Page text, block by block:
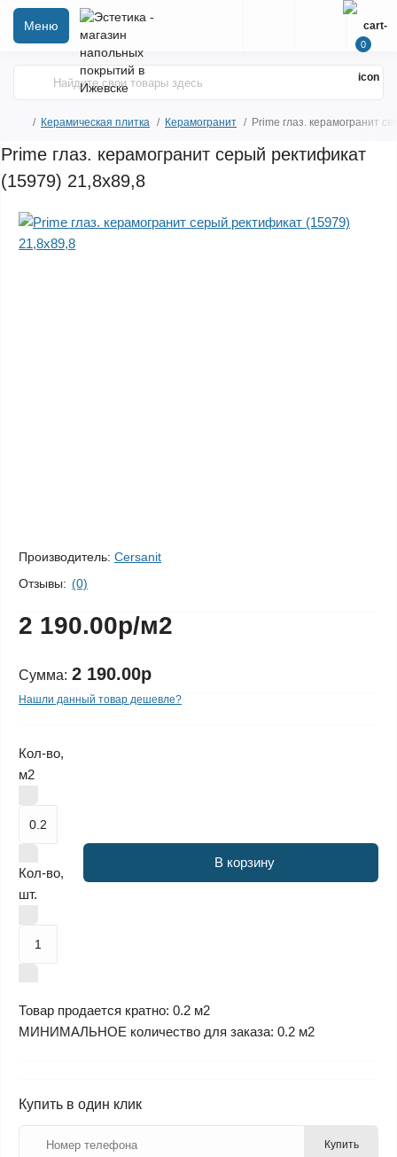
Меню
0
Керамическая плитка Керамогранит Prime глаз. керамогранит
Prime глаз. керамогранит серый ректификат
(15979) 21,8x89,8
Производитель: Cersanit
Отзывы: (0)
2 190.00р/м2
Сумма: 2 190.00р
Нашли данный товар дешевле?
Кол-во,
м2
Кол-во,
шт.
В корзину
Товар продается кратно: 0.2 м2
МИНИМАЛЬНОЕ количество для заказа: 0.2 м2
Купить в один клик
Купить